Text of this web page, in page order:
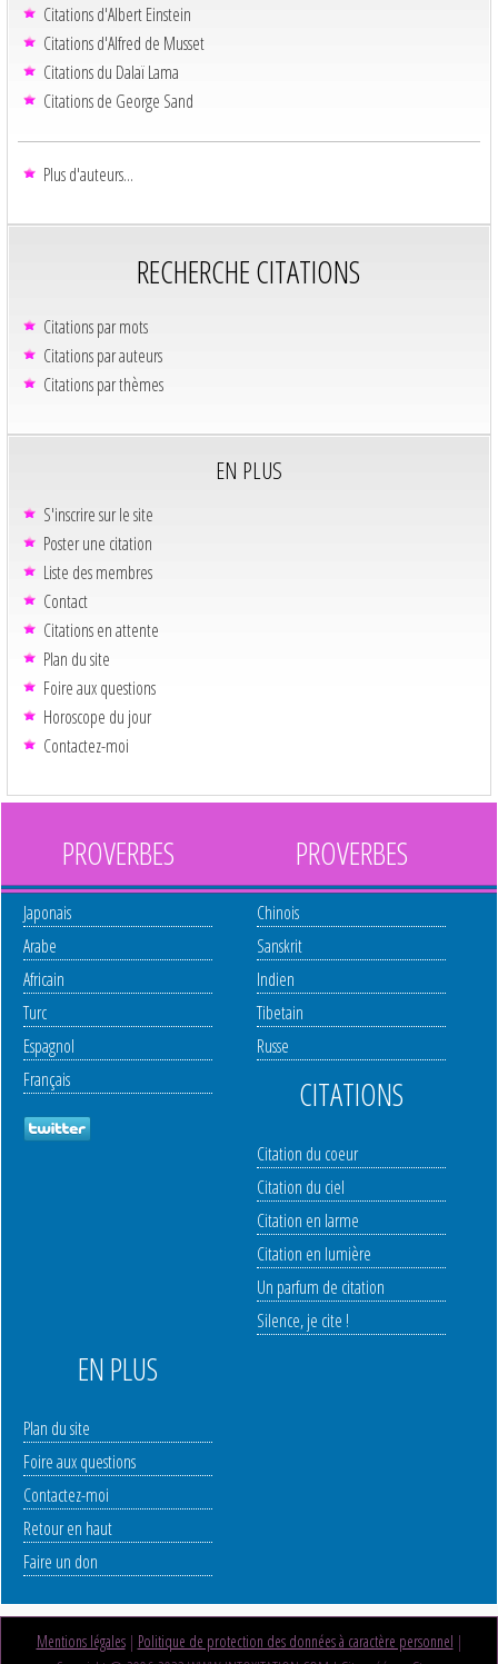
Citations d'Albert Einstein
Citations d'Alfred de Musset
Citations du Dalaï Lama
Citations de George Sand
Plus d'auteurs...
RECHERCHE CITATIONS
Citations par mots
Citations par auteurs
Citations par thèmes
EN PLUS
S'inscrire sur le site
Poster une citation
Liste des membres
Contact
Citations en attente
Plan du site
Foire aux questions
Horoscope du jour
Contactez-moi
PROVERBES
Japonais
Arabe
Africain
Turc
Espagnol
Français
PROVERBES
Chinois
Sanskrit
Indien
Tibetain
Russe
CITATIONS
Citation du coeur
Citation du ciel
Citation en larme
Citation en lumière
Un parfum de citation
Silence, je cite !
EN PLUS
Plan du site
Foire aux questions
Contactez-moi
Retour en haut
Faire un don
Mentions légales| Politique de protection des données à caractère personnel |